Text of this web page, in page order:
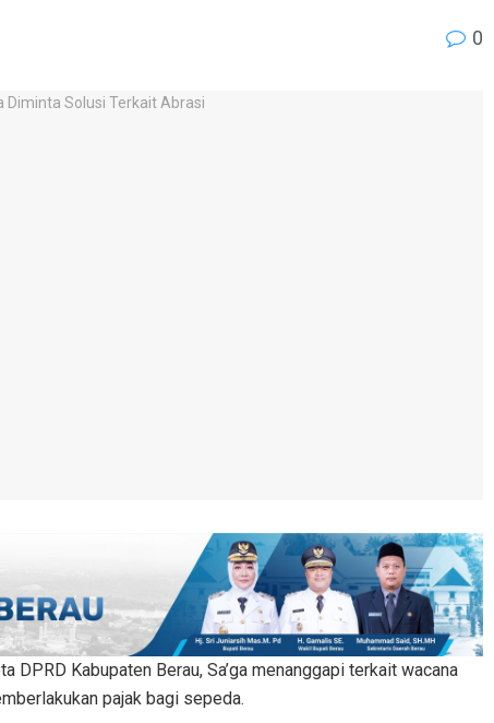
0
DPRD Kabupaten Berau, Sa’ga menanggapi terkait wacana
pajak bagi sepeda.